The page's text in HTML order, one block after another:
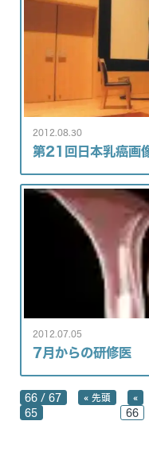
入局のご案内
機器紹介
カリキュラム
臨床研究
医局だより
2012.08.30
第21回日本乳癌画
2012.07.05
7月からの研修医
66 / 67 « 先頭 «
65
66